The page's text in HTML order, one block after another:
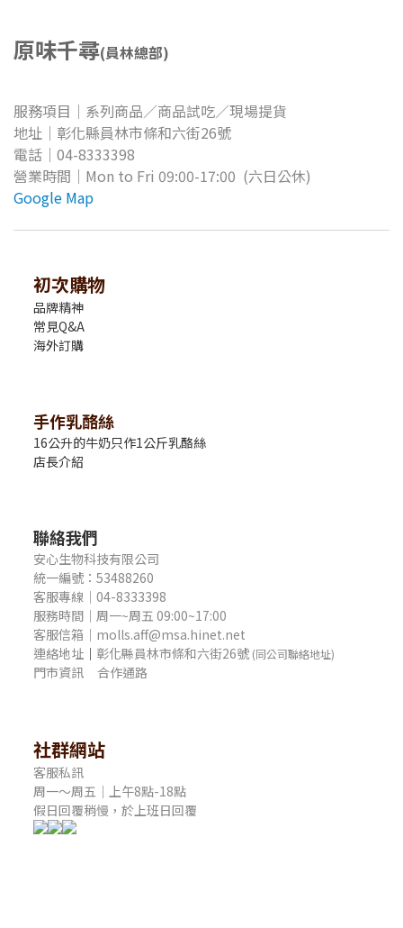
原味千尋(員林總部)
服務項目｜系列商品／商品試吃／現場提貨
地址 ｜ ​彰化縣員林市條和六街26號
電話｜04-8333398
營業時間 ｜Mon to Fri 09:00-17:00 (六日公休)
Google Map
初次購物
品牌精神
常見Q&A
海外訂購
手作乳酪絲
16公升的牛奶只作1公斤乳酪絲
店長介紹
聯絡我們
安心生物科技有限公司
統一編號：53488260
客服專線｜04-8333398
服務時間｜周一~周五 09:00~17:00
客服信箱｜molls.aff@msa.hinet.net
連絡地址 ｜ 彰化縣員林市條和六街26號 (同公司聯絡地址)
門市資訊 合作通路
社群網站
客服私訊
周一～周五｜上午8點-18點
假日回覆稍慢，於上班日回覆